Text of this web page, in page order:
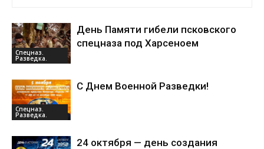
Спецназ.
Разведка.
День Памяти гибели псковского
спецназа под Харсеноем
Спецназ.
Разведка.
С Днем Военной Разведки!
24 октября — день создания